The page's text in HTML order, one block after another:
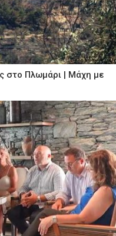
στο Πλωμάρι | Μάχη με